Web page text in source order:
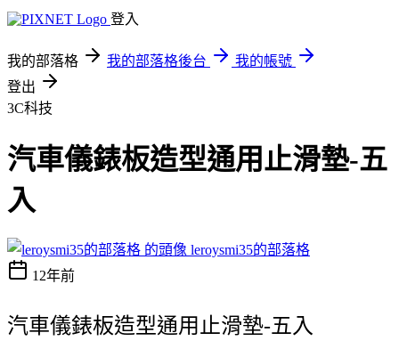
登入
我的部落格 我的部落格後台
我的帳號
登出
3C科技
汽車儀錶板造型通用止滑墊-五
入
leroysmi35的部落格
12年前
汽車儀錶板造型通用止滑墊-五入